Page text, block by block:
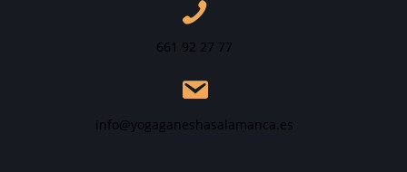
661 92 27 77
info@yogaganeshasalamanca.es